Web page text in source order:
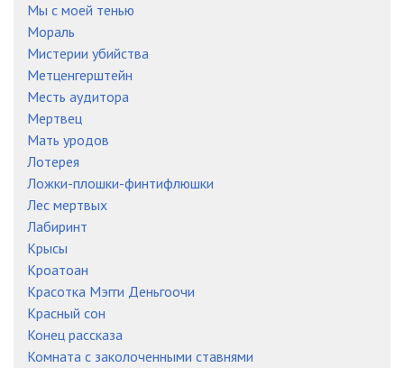
Мы с моей тенью
Мораль
Мистерии убийства
Метценгерштейн
Месть аудитора
Мертвец
Мать уродов
Лотерея
Ложки-плошки-финтифлюшки
Лес мертвых
Лабиринт
Крысы
Кроатоан
Красотка Мэгги Деньгоочи
Красный сон
Конец рассказа
Комната с заколоченными ставнями